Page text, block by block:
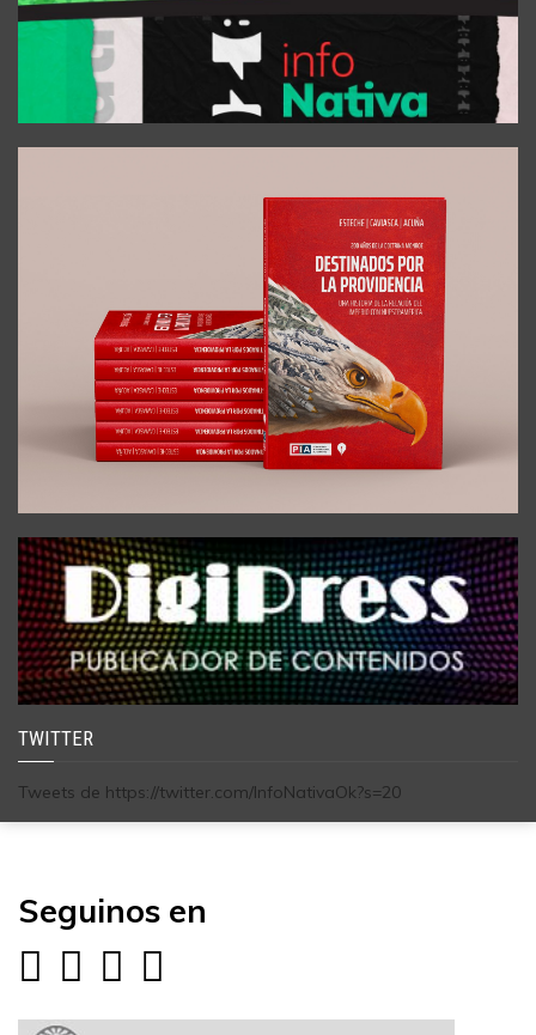
TWITTER
Tweets de https://twitter.com/InfoNativaOk?s=20
Seguinos en